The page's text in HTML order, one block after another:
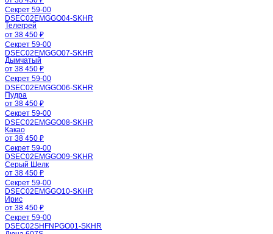
Секрет 59-00
DSEC02EMGGO04-SKHR
Телегрей
от 38 450 ₽
Секрет 59-00
DSEC02EMGGO07-SKHR
Дымчатый
от 38 450 ₽
Секрет 59-00
DSEC02EMGGO06-SKHR
Пудра
от 38 450 ₽
Секрет 59-00
DSEC02EMGGO08-SKHR
Какао
от 38 450 ₽
Секрет 59-00
DSEC02EMGGO09-SKHR
Серый Шелк
от 38 450 ₽
Секрет 59-00
DSEC02EMGGO10-SKHR
Ирис
от 38 450 ₽
Секрет 59-00
DSEC02SHFNPGO01-SKHR